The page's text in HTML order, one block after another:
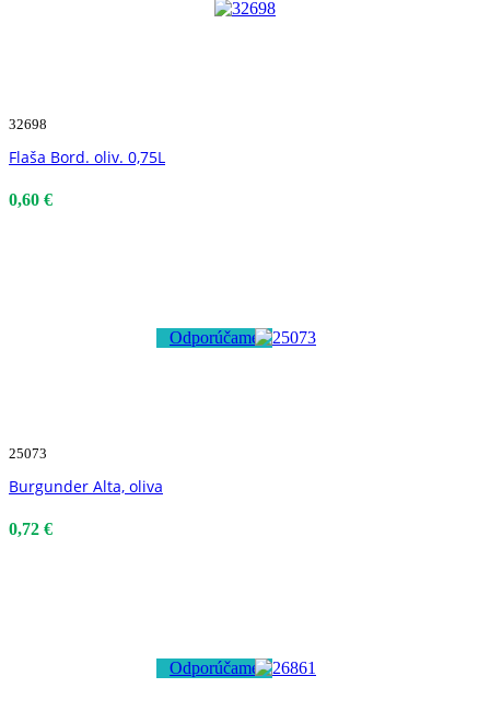
32698
Flaša Bord. oliv. 0,75L
0,60 €
Odporúčame
25073
Burgunder Alta, oliva
0,72 €
Odporúčame